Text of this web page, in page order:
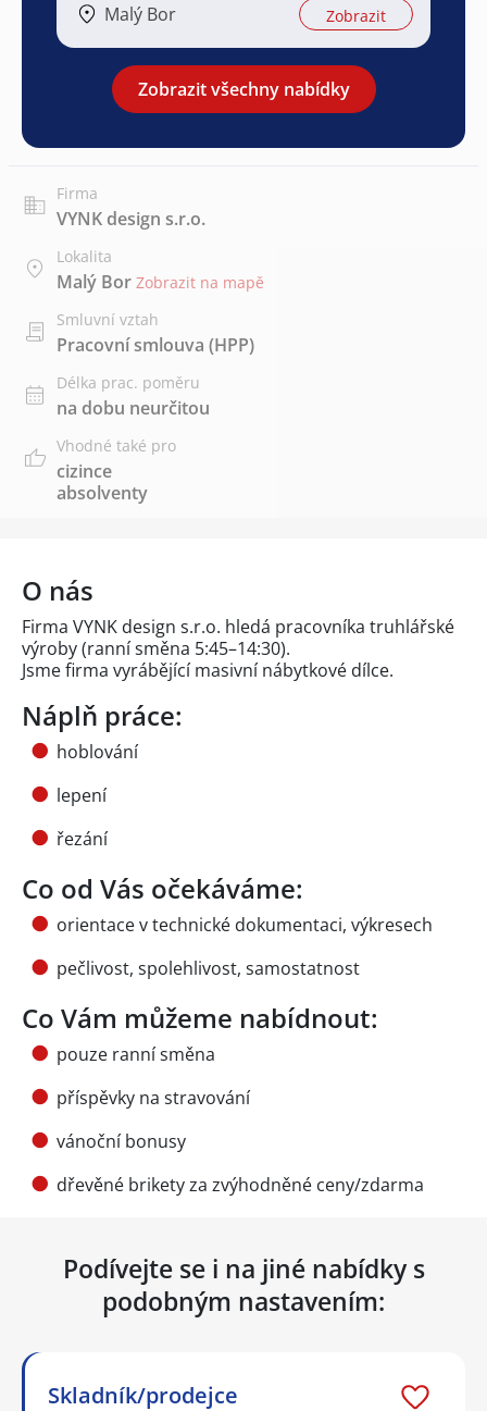
Malý Bor Zobrazit
Zobrazit všechny nabídky
Firma
VYNK design s.r.o.
Lokalita
Malý Bor Zobrazit na mapě
Smluvní vztah
Pracovní smlouva (HPP)
Délka prac. poměru
na dobu neurčitou
Vhodné také pro
cizince
absolventy
O nás
Firma VYNK design s.r.o. hledá pracovníka truhlářské
výroby (ranní směna 5:45–14:30).
Jsme firma vyrábějící masivní nábytkové dílce.
Náplň práce:
hoblování
lepení
řezání
Co od Vás očekáváme:
orientace v technické dokumentaci, výkresech
pečlivost, spolehlivost, samostatnost
Co Vám můžeme nabídnout:
pouze ranní směna
příspěvky na stravování
vánoční bonusy
dřevěné brikety za zvýhodněné ceny/zdarma
Podívejte se i na jiné nabídky s
podobným nastavením:
Skladník/prodejce